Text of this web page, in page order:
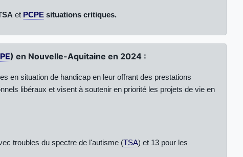
et PCPE situations critiques.
) en Nouvelle-Aquitaine en 2024 :
en situation de handicap en leur offrant des prestations
libéraux et visent à soutenir en priorité les projets de vie en
troubles du spectre de l'autisme (TSA) et 13 pour les